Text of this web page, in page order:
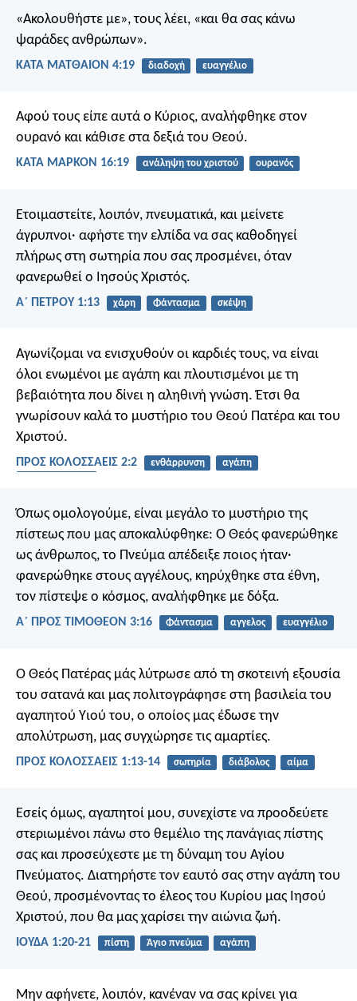
«Ακολουθήστε με», τους λέει, «και θα σας κάνω
ψαράδες ανθρώπων».
ΚΑΤΑ ΜΑΤΘΑΙΟΝ 4:19 διαδοχή ευαγγέλιο
Αφού τους είπε αυτά ο Κύριος, αναλήφθηκε στον
ουρανό και κάθισε στα δεξιά του Θεού.
ΚΑΤΑ ΜΑΡΚΟΝ 16:19 ανάληψη του χριστού ουρανός
Ετοιμαστείτε, λοιπόν, πνευματικά, και μείνετε
άγρυπνοι· αφήστε την ελπίδα να σας καθοδηγεί
πλήρως στη σωτηρία που σας προσμένει, όταν
φανερωθεί ο Ιησούς Χριστός.
Α΄ ΠΕΤΡΟΥ 1:13 χάρη Φάντασμα σκέψη
Αγωνίζομαι να ενισχυθούν οι καρδιές τους, να είναι
όλοι ενωμένοι με αγάπη και πλουτισμένοι με τη
βεβαιότητα που δίνει η αληθινή γνώση. Έτσι θα
γνωρίσουν καλά το μυστήριο του Θεού Πατέρα και του
Χριστού.
ΠΡΟΣ ΚΟΛΟΣΣΑΕΙΣ 2:2 ενθάρρυνση
αγάπη
Όπως ομολογούμε, είναι μεγάλο το μυστήριο της
πίστεως που μας αποκαλύφθηκε: Ο Θεός φανερώθηκε
ως άνθρωπος,το Πνεύμα απέδειξε ποιος ήταν·
φανερώθηκε στους αγγέλους, κηρύχθηκε στα έθνη,
τον πίστεψε ο κόσμος, αναλήφθηκε με δόξα.
Α΄ ΠΡΟΣ ΤΙΜΟΘΕΟΝ 3:16 Φάντασμα αγγελος ευαγγέλιο
Ο Θεός Πατέρας μάς λύτρωσε από τη σκοτεινή εξουσία
του σατανά και μας πολιτογράφησε στη βασιλεία του
αγαπητού Υιού του, ο οποίος μας έδωσε την
απολύτρωση, μας συγχώρησε τις αμαρτίες.
ΠΡΟΣ ΚΟΛΟΣΣΑΕΙΣ 1:13-14 σωτηρία διάβολος αίμα
Εσείς όμως, αγαπητοί μου, συνεχίστε να προοδεύετε
στεριωμένοι πάνω στο θεμέλιο της πανάγιας πίστης
σας και προσεύχεστε με τη δύναμη του Αγίου
Πνεύματος. Διατηρήστε τον εαυτό σας στην αγάπη του
Θεού, προσμένοντας το έλεος του Κυρίου μας Ιησού
Χριστού, που θα μας χαρίσει την αιώνια ζωή.
ΙΟΥΔΑ 1:20-21 πίστη Άγιο πνεύμα αγάπη
Μην αφήνετε, λοιπόν, κανέναν να σας κρίνει για